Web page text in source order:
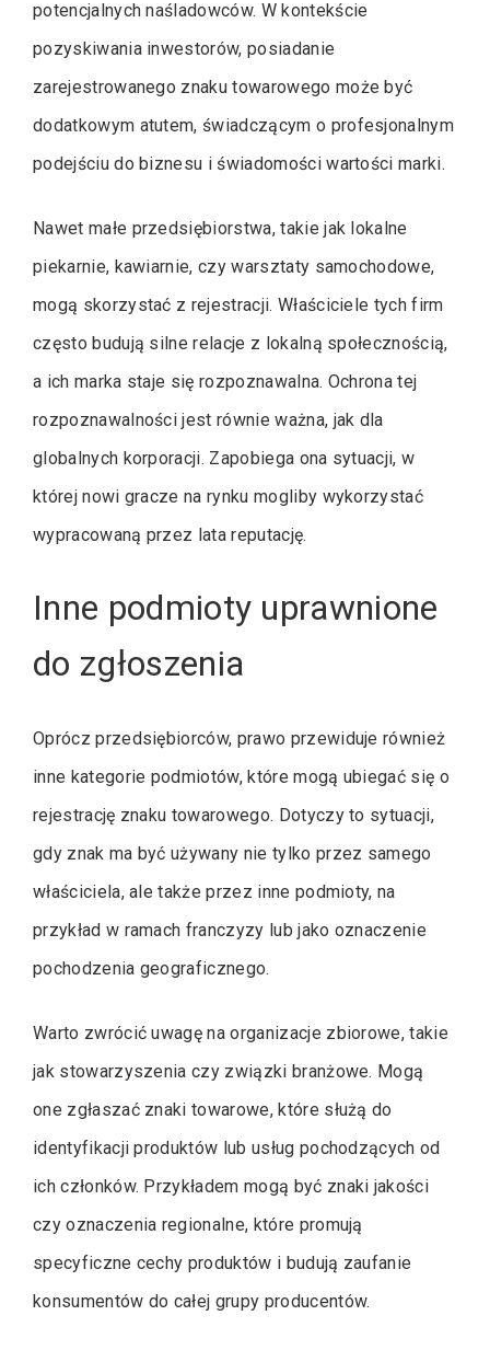
potencjalnych naśladowców. W kontekście
pozyskiwania inwestorów, posiadanie
zarejestrowanego znaku towarowego może być
dodatkowym atutem, świadczącym o profesjonalnym
podejściu do biznesu i świadomości wartości marki.
Nawet małe przedsiębiorstwa, takie jak lokalne
piekarnie, kawiarnie, czy warsztaty samochodowe,
mogą skorzystać z rejestracji. Właściciele tych firm
często budują silne relacje z lokalną społecznością,
a ich marka staje się rozpoznawalna. Ochrona tej
rozpoznawalności jest równie ważna, jak dla
globalnych korporacji. Zapobiega ona sytuacji, w
której nowi gracze na rynku mogliby wykorzystać
wypracowaną przez lata reputację.
Inne podmioty uprawnione
do zgłoszenia
Oprócz przedsiębiorców, prawo przewiduje również
inne kategorie podmiotów, które mogą ubiegać się o
rejestrację znaku towarowego. Dotyczy to sytuacji,
gdy znak ma być używany nie tylko przez samego
właściciela, ale także przez inne podmioty, na
przykład w ramach franczyzy lub jako oznaczenie
pochodzenia geograficznego.
Warto zwrócić uwagę na organizacje zbiorowe, takie
jak stowarzyszenia czy związki branżowe. Mogą
one zgłaszać znaki towarowe, które służą do
identyfikacji produktów lub usług pochodzących od
ich członków. Przykładem mogą być znaki jakości
czy oznaczenia regionalne, które promują
specyficzne cechy produktów i budują zaufanie
konsumentów do całej grupy producentów.